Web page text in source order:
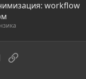
workflow
Электронная почта
Ссылка